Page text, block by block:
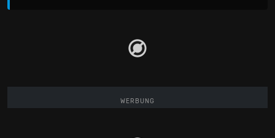
WERBUNG